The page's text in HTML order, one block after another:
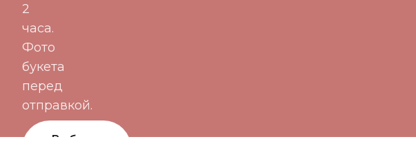
2
часа.
Фото
букета
перед
отправкой.
Выбрать